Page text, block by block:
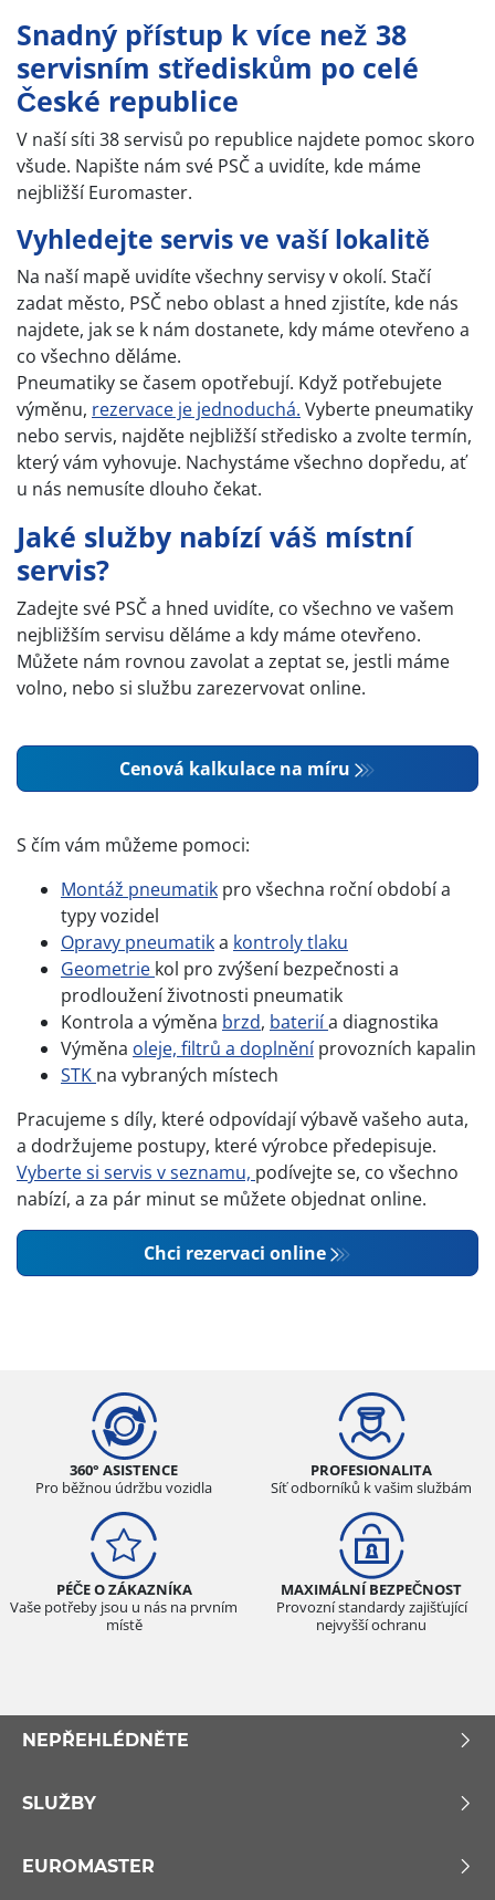
Snadný přístup k více než 38
servisním střediskům po celé
České republice
V naší síti 38 servisů po republice najdete pomoc skoro
všude. Napište nám své PSČ a uvidíte, kde máme
nejbližší Euromaster.
Vyhledejte servis ve vaší lokalitě
Na naší mapě uvidíte všechny servisy v okolí. Stačí
zadat město, PSČ nebo oblast a hned zjistíte, kde nás
najdete, jak se k nám dostanete, kdy máme otevřeno a
co všechno děláme.
Pneumatiky se časem opotřebují. Když potřebujete
výměnu, rezervace je jednoduchá. Vyberte pneumatiky
nebo servis, najděte nejbližší středisko a zvolte termín,
který vám vyhovuje. Nachystáme všechno dopředu, ať
u nás nemusíte dlouho čekat.
Jaké služby nabízí váš místní
servis?
Zadejte své PSČ a hned uvidíte, co všechno ve vašem
nejbližším servisu děláme a kdy máme otevřeno.
Můžete nám rovnou zavolat a zeptat se, jestli máme
volno, nebo si službu zarezervovat online.
Cenová kalkulace na míru
S čím vám můžeme pomoci:
Montáž pneumatik pro všechna roční období a
typy vozidel
Opravy pneumatika kontroly tlaku
Geometrie kol pro zvýšení bezpečnosti a
prodloužení životnosti pneumatik
Kontrola a výměna brzd, bateriía diagnostika
Výměna oleje, filtrů a doplněníprovozních kapalin
STK na vybraných místech
Pracujeme s díly, které odpovídají výbavě vašeho auta,
a dodržujeme postupy, které výrobce předepisuje.
Vyberte si servis v seznamu, podívejte se, co všechno
nabízí, a za pár minut se můžete objednat online.
Chci rezervaci online
360° ASISTENCE
Pro běžnou údržbu vozidla
PROFESIONALITA
Síť odborníků k vašim službám
PÉČE O ZÁKAZNÍKA
Vaše potřeby jsou u nás na prvním
místě
MAXIMÁLNÍ BEZPEČNOST
Provozní standardy zajišťující
nejvyšší ochranu
NEPŘEHLÉDNĚTE
SLUŽBY
EUROMASTER